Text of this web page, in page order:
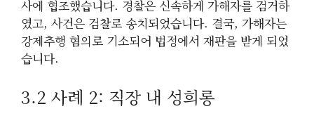
사에 협조했습니다. 경찰은 신속하게 가해자를 검거하
였고, 사건은 검찰로 송치되었습니다. 결국, 가해자는
강제추행 혐의로 기소되어 법정에서 재판을 받게 되었
습니다.
3.2 사례 2: 직장 내 성희롱